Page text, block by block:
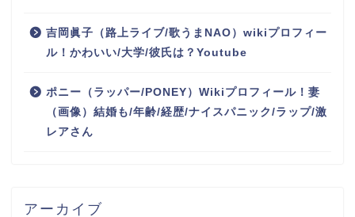
吉岡眞子（路上ライブ/歌うまNAO）wikiプロフィー
ル！かわいい/大学/彼氏は？Youtube
ポニー（ラッパー/PONEY）Wikiプロフィール！妻
（画像）結婚も/年齢/経歴/ナイスパニック/ラップ/激
レアさん
アーカイブ